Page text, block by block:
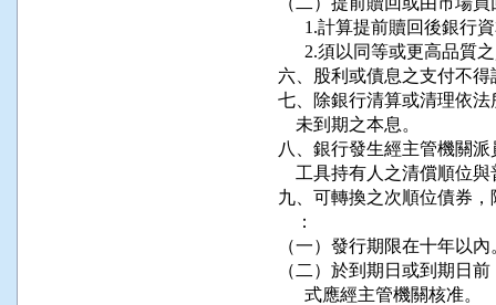
1.計算提前贖回後銀
2.須以同等或更高品
六、股利或債息之支付不
七、除銀行清算或清理依
    未到期之本息。
八、銀行發生經主管機關
工具持有人之清償順位
九、可轉換之次順位債券
    ：
（一）發行期限在十年以內
（二）於到期日或到期日
      式應經主管機關核准。